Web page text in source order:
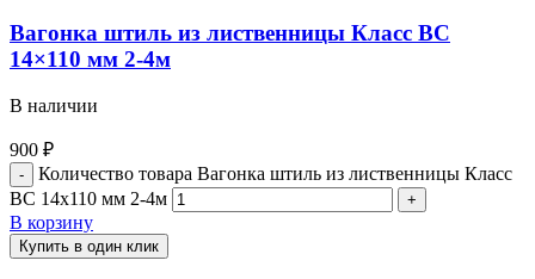
Вагонка штиль из лиственницы Класс BС
14×110 мм 2-4м
В наличии
900 ₽
Количество товара Вагонка штиль из лиственницы Класс
BС 14x110 мм 2-4м
В корзину
Купить в один клик